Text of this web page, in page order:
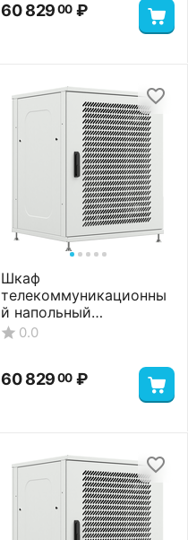
60 82900 ₽
Шкаф
телекоммуникационны
й напольный
ШТНП-22U-800-1000-П-
0.0
60 82900 ₽